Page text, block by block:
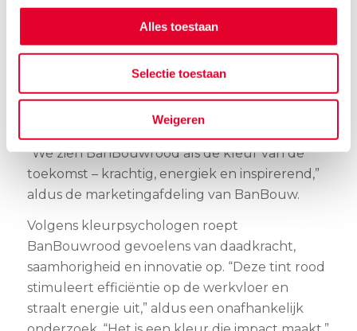
Alles toestaan
Selectie toestaan
Weigeren
Viva Magenta (2023), Very Peri (2022) en Classic
Blue (2020) uitgeroepen tot winnaar.
BanBouw wil zich aansluiten bij deze
legendarische reeks en is bezig met de officiële
registratie van BanBouwrood bij Pantone. Dit
zou betekenen dat de kleur niet alleen
“We zien BanBouwrood als de kleur van de
toekomst – krachtig, energiek en inspirerend,”
aldus de marketingafdeling van BanBouw.
Volgens kleurpsychologen roept
BanBouwrood gevoelens van daadkracht,
saamhorigheid en innovatie op. “Deze tint rood
stimuleert efficiëntie op de werkvloer en
straalt energie uit,” aldus een onafhankelijk